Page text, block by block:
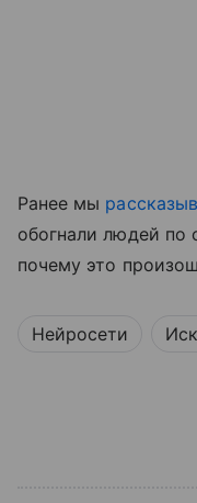
Ранее мы
обогнали людей по
почему это
Нейросети